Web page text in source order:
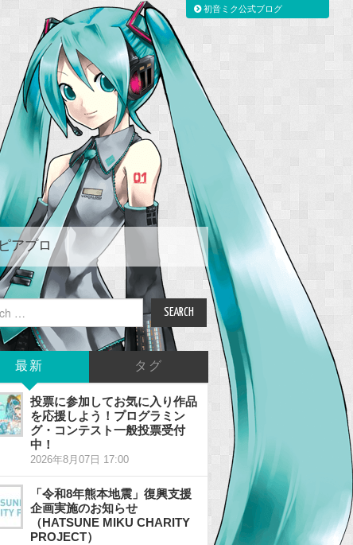
ピアプロ
最新 タグ
投票に参加してお気に入り作品
を応援しよう！プログラミン
グ・コンテスト一般投票受付
中！
2026年8月07日 17:00
「令和8年熊本地震」復興支援
企画実施のお知らせ
（HATSUNE MIKU CHARITY
PROJECT）
初音ミク公式ブログ